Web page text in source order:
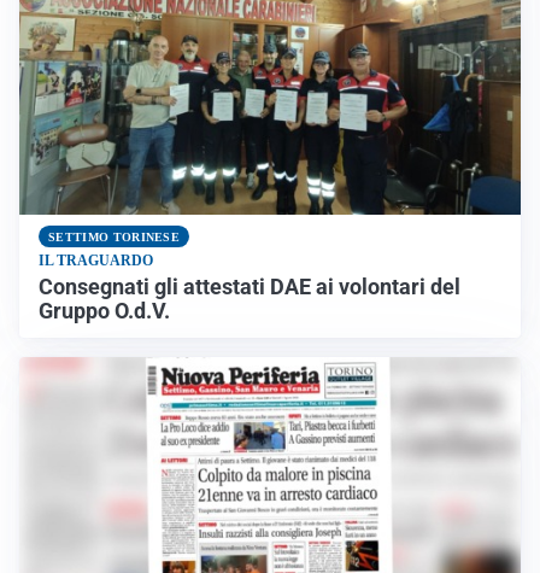
SETTIMO TORINESE
IL TRAGUARDO
Consegnati gli attestati DAE ai volontari del
Gruppo O.d.V.